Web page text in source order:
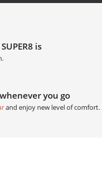
is
you go
and enjoy new level of comfort.